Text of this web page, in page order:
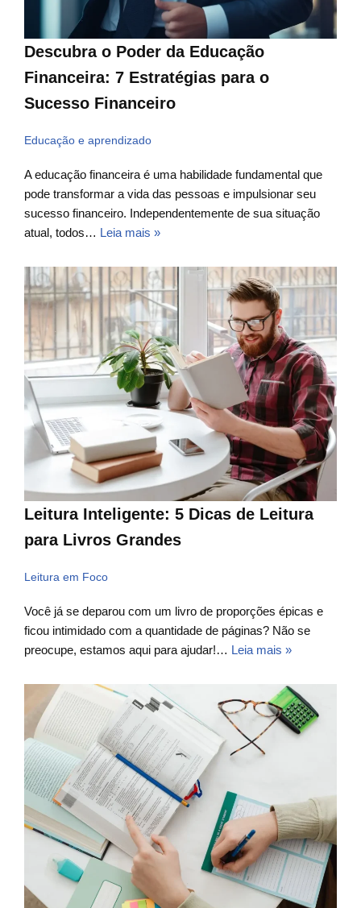
Descubra o Poder da Educação
Financeira: 7 Estratégias para o
Sucesso Financeiro
Educação e aprendizado
A educação financeira é uma habilidade fundamental que
pode transformar a vida das pessoas e impulsionar seu
sucesso financeiro. Independentemente de sua situação
atual, todos… Leia mais »
Leitura Inteligente: 5 Dicas de Leitura
para Livros Grandes
Leitura em Foco
Você já se deparou com um livro de proporções épicas e
ficou intimidado com a quantidade de páginas? Não se
preocupe, estamos aqui para ajudar!… Leia mais »